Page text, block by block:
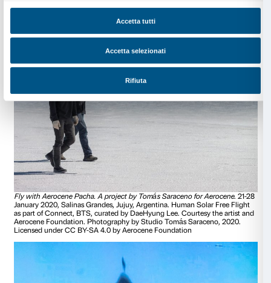
“fontaniere regio”.
L’articolo ilVolo di una mongolfiera, apparso sulla
Firenze” del 7 agosto 1826,dimostra come ancora
un’ascensione venisse trasformata in spettacolo,
Maria Novella convertita in anfiteatro per accogliere
cui il granduca e la sua famiglia. Francesco Orlandi,
“aerobata”, dopo aver porto un sonetto e dei fiori al
sollevò sulla sua “macchina aerobatica”, un pallone
aria calda costituito da strisce di seta “a forma di
atterrò a circa 7 miglia dalla capitale.